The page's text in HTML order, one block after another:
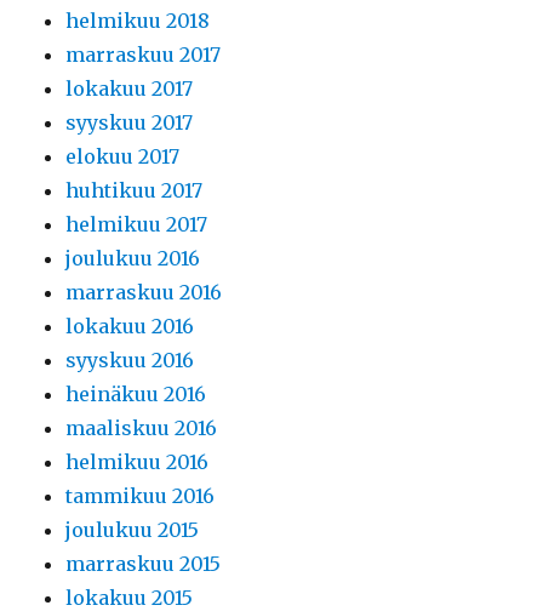
helmikuu 2018
marraskuu 2017
lokakuu 2017
syyskuu 2017
elokuu 2017
huhtikuu 2017
helmikuu 2017
joulukuu 2016
marraskuu 2016
lokakuu 2016
syyskuu 2016
heinäkuu 2016
maaliskuu 2016
helmikuu 2016
tammikuu 2016
joulukuu 2015
marraskuu 2015
lokakuu 2015